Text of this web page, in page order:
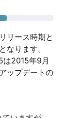
リース時期と
なります。
2015年9月
ップデートの